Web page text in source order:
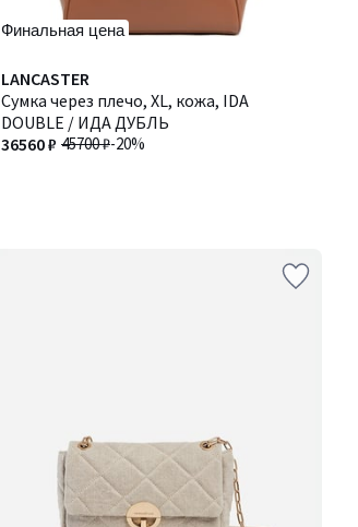
Финальная цена
LANCASTER
Сумка через плечо, XL, кожа, IDA
DOUBLE / ИДА ДУБЛЬ
45700 ₽-20%
36560 ₽